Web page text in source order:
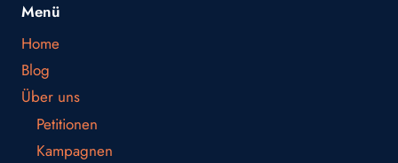
Menü
Home
Blog
Über uns
Petitionen
Kampagnen